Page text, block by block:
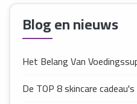
Blog en nieuws
Het Belang Van
De TOP 8 skincare